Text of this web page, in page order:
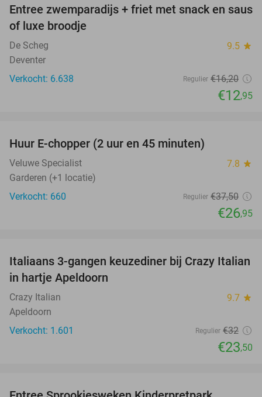
20%
Entree zwemparadijs + friet met snack en saus
of luxe broodje
De Scheg 9.5 star
Deventer
Verkocht: 6.638
Regulier €16,20
€12,95
Huur E-chopper (2 uur en 45 minuten)
Veluwe Specialist 7.8 star
Garderen (+1 locatie)
Verkocht: 660
Regulier €37,50
€26,95
27%
Italiaans 3-gangen keuzediner bij Crazy Italian
in hartje Apeldoorn
Crazy Italian 9.7 star
Apeldoorn
Verkocht: 1.601
Regulier €32
€23,50